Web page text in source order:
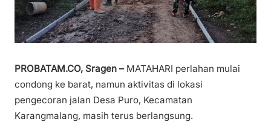
PROBATAM.CO, Sragen –MATAHARI perlahan mulai
condong ke barat, namun aktivitas di lokasi
pengecoran jalan Desa Puro, Kecamatan
Karangmalang, masih terus berlangsung.